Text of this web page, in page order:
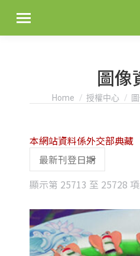
圖像
You are here:
Home 授權中心
顯示第 25713 至 25728
本網站資料係外交部典